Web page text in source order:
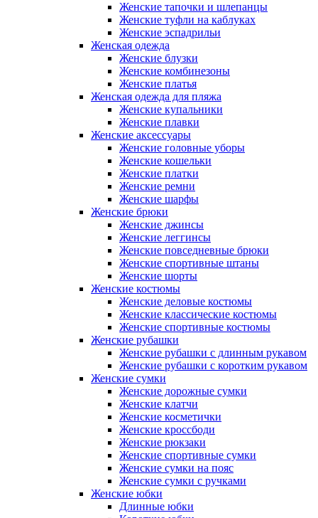
Женские тапочки и шлепанцы
Женские туфли на каблуках
Женские эспадрильи
Женская одежда
Женские блузки
Женские комбинезоны
Женские платья
Женская одежда для пляжа
Женские купальники
Женские плавки
Женские аксессуары
Женские головные уборы
Женские кошельки
Женские платки
Женские ремни
Женские шарфы
Женские брюки
Женские джинсы
Женские леггинсы
Женские повседневные брюки
Женские спортивные штаны
Женские шорты
Женские костюмы
Женские деловые костюмы
Женские классические костюмы
Женские спортивные костюмы
Женские рубашки
Женские рубашки с длинным рукавом
Женские рубашки с коротким рукавом
Женские сумки
Женские дорожные сумки
Женские клатчи
Женские косметички
Женские кроссбоди
Женские рюкзаки
Женские спортивные сумки
Женские сумки на пояс
Женские сумки с ручками
Женские юбки
Длинные юбки